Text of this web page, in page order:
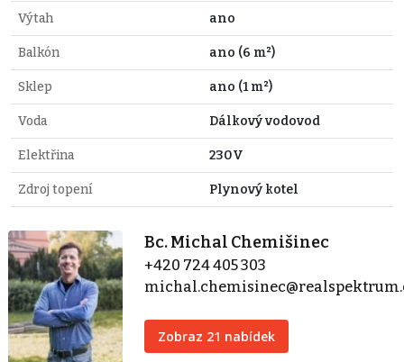
Výtah ano
Balkón ano (6 m²)
Sklep ano (1 m²)
Voda Dálkový vodovod
Elektřina 230V
Zdroj topení Plynový kotel
Bc. Michal Chemišinec
+420 724 405 303
Zobraz 21 nabídek